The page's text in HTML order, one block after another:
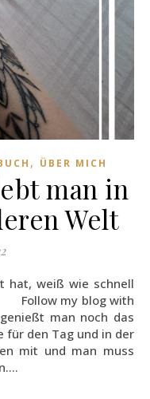
, ÜBER MICH
man in
Welt
my blog with
man noch das
für den Tag und in der
mit und man muss